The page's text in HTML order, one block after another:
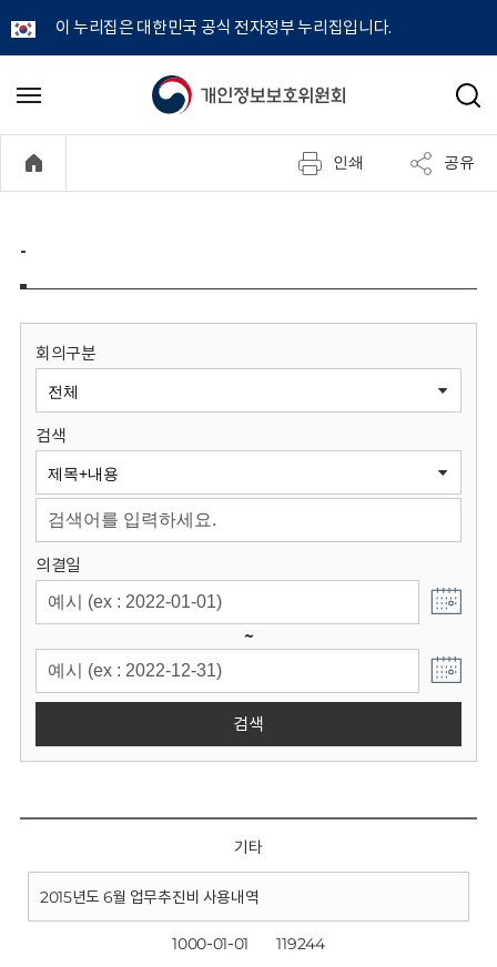
이 누리집은 대한민국 공식 전자정부 누리집입니다.
개
정
보
원
회
메
기
검
인쇄 공유
-
회의구분
검색
의결일
~
검색
기타
2015년도 6월 업무추진비 사용내역
1000-01-01 119244